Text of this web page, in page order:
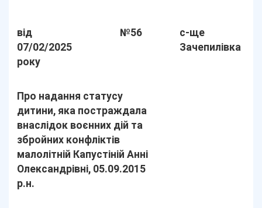
від
07/02/2025
року
№56
с-ще
Зачепилівка
Про надання статусу
дитини, яка постраждала
внаслідок воєнних дій та
збройних конфліктів
малолітній Капустіній Анні
Олександрівні, 05.09.2015
р.н.